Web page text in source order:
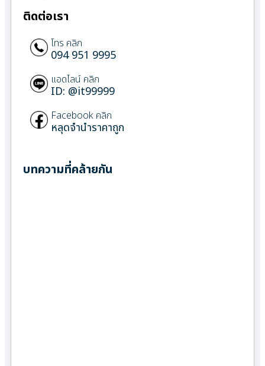
ติดต่อเรา
โทร คลิก
094 951 9995
แอดไลน์ คลิก
ID: @it99999
Facebook คลิก
หลุดจำนำราคาถูก
บทความที่คล้ายกัน